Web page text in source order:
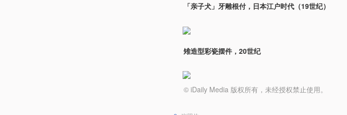
「亲子犬」牙雕根付，日本江户时代（19世纪）
雉造型彩瓷摆件，20世纪
© iDaily Media 版权所有，未经授权禁止使用。